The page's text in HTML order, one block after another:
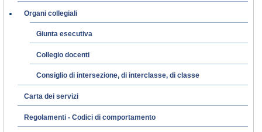
Organi collegiali
Giunta esecutiva
Collegio docenti
Consiglio di intersezione, di interclasse, di classe
Carta dei servizi
Regolamenti - Codici di comportamento